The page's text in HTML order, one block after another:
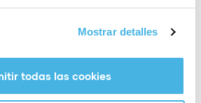
Mostrar detalles
todas las cookies
Valencia volverá a acoger
la Copa del Rey de
voleibol